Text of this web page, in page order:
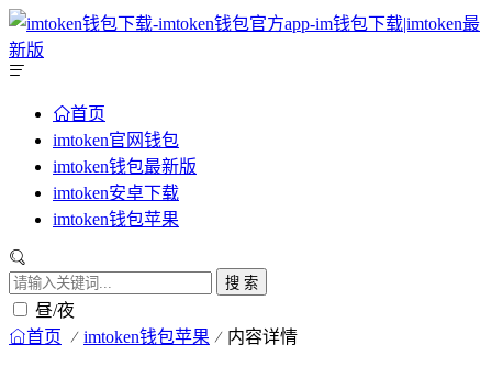
首页
imtoken官网钱包
imtoken钱包最新版
imtoken安卓下载
imtoken钱包苹果
搜 索
昼/夜
首页 imtoken钱包苹果 内容详情